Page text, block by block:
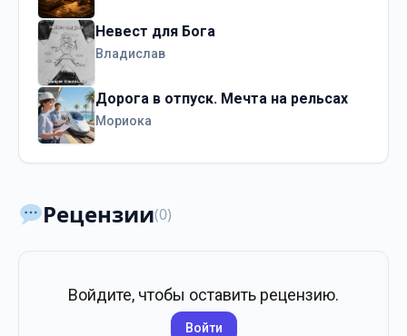
Невест для Бога
Владислав
Дорога в отпуск. Мечта на рельсах
Мориока
Рецензии(0)
Войдите, чтобы оставить рецензию.
Войти